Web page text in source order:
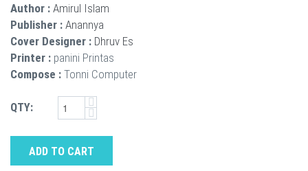
Author : Amirul Islam
Publisher : Anannya
Cover Designer : Dhruv Es
Printer : panini Printas
Compose : Tonni Computer
QTY:
ADD TO CART